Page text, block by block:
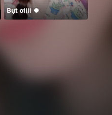
Bụt ơiiii 🍀